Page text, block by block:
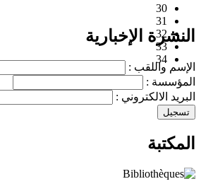
30
31
32
33
34
النشرة الإخبارية
الإسم واللقب :
المؤسسة :
البريد الالكتروني :
المكتبة